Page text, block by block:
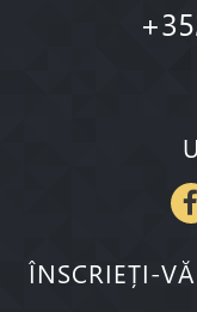
ÎNSCRIEȚI-